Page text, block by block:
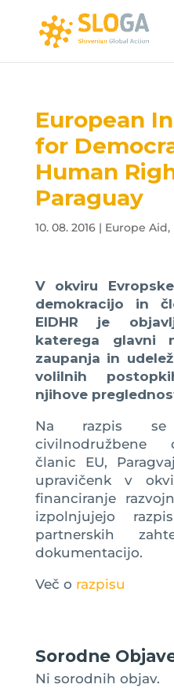
European
for
Human
Paraguay
10. 08. 2016| Europe Aid,
V okviru
demokracijo in
EIDHR je
katerega glavni
zaupanja in
volilnih
njihove
Na razpis se
civilnodružbene
članic EU,
upravičenk v
financiranje
izpolnjujejo
partnerskih
dokumentacijo.
Več o razpisu
Sorodne
Ni sorodnih objav.